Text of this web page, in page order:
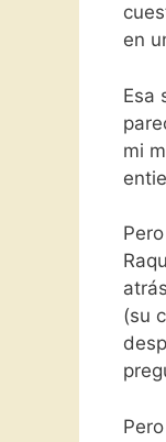
en
Esa
mi
(su